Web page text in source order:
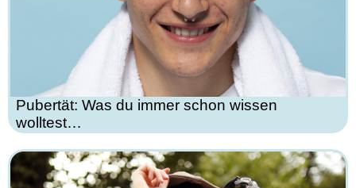
Pubertät: Was du immer schon wissen
wolltest…